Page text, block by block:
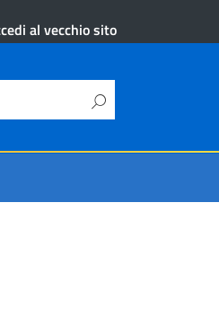
al vecchio sito